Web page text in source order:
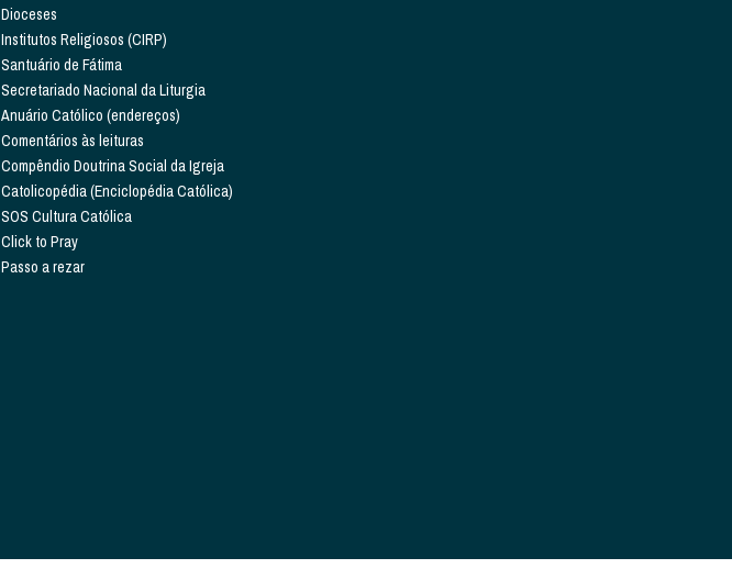
Dioceses
Institutos Religiosos (CIRP)
Santuário de Fátima
Secretariado Nacional da Liturgia
Anuário Católico (endereços)
Comentários às leituras
Compêndio Doutrina Social da Igreja
Catolicopédia (Enciclopédia Católica)
SOS Cultura Católica
Click to Pray
Passo a rezar